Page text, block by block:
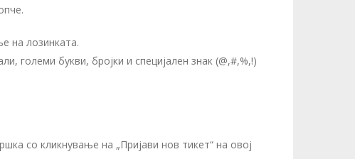
на лозинката.
големи букви, бројки и специјален знак (@,#,%,!)
со кликнување на „Пријави нов тикет“ на овој